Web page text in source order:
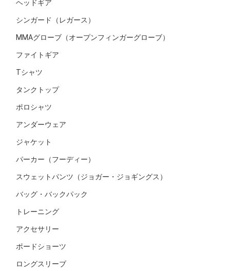
ヘッドギア
シンガード（レガース）
MMAグローブ（オープンフィンガーグローブ）
ファイトギア
Tシャツ
タンクトップ
ポロシャツ
アンダーウェア
ジャケット
パーカー（フーディー）
スウェットパンツ（ジョガー・ジョギングス）
バッグ・バックパック
トレーニング
アクセサリー
ボードショーツ
ロングスリーブ